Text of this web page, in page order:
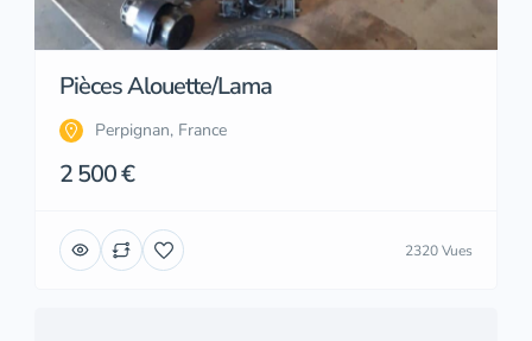
Pièces Alouette/Lama
Perpignan, France
2 500 €
2320 Vues